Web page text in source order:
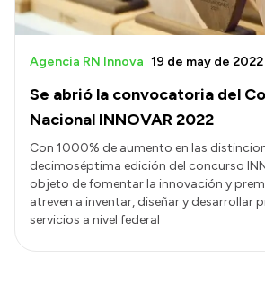
Se abrió la convocatoria del
Nacional INNOVAR 2022
Agencia RN Innova 19 de may de 2022
Con 1000% de aumento en las
decimoséptima edición del concurso
objeto de fomentar la innovación y
atreven a inventar, diseñar y desarrollar
servicios a nivel federal